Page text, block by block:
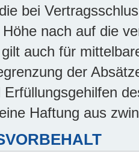
bei
nach auf die
auch für
der
Erfüllungsgehilfen
Haftung aus